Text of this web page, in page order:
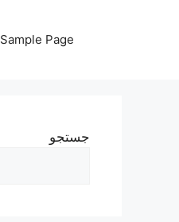
Sample Page
جستجو